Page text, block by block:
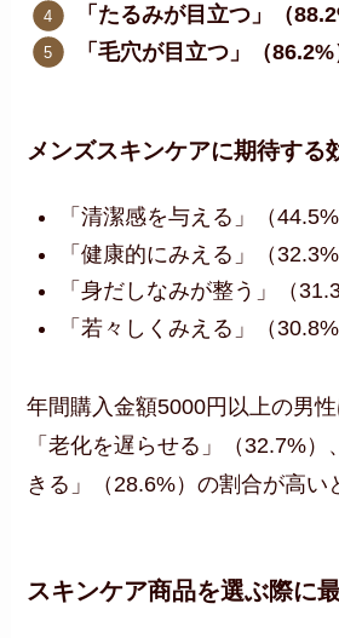
「たるみが目立つ」（
「毛穴が目立つ」（86.2%
メンズスキンケアに期待する
「清潔感を与える」（44.5%
「健康的にみえる」（32.3%
「身だしなみが整う」（
「若々しくみえる」（30.8%
年間購入金額5000円以上の男
「老化を遅らせる」（32.7%
きる」（28.6%）の割合が高い
スキンケア商品を選ぶ際に